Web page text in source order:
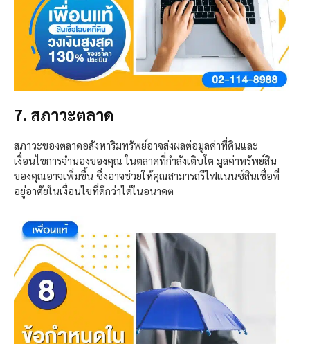
7. สภาวะตลาด
สภาวะของตลาดอสังหาริมทรัพย์อาจส่งผลต่อมูลค่าที่ดินและ
เงื่อนไขการจำนองของคุณ ในตลาดที่กำลังเติบโต มูลค่าทรัพย์สิน
ของคุณอาจเพิ่มขึ้น ซึ่งอาจช่วยให้คุณสามารถรีไฟแนนซ์สินเชื่อที่
อยู่อาศัยในเงื่อนไขที่ดีกว่าได้ในอนาคต